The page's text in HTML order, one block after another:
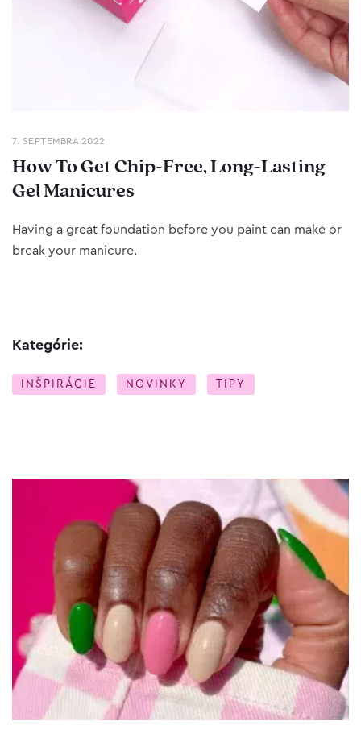
7. SEPTEMBRA 2022
How To Get Chip-Free, Long-Lasting
Gel Manicures
Having a great foundation before you paint can make or
break your manicure.
Kategórie:
INŠPIRÁCIE NOVINKY TIPY